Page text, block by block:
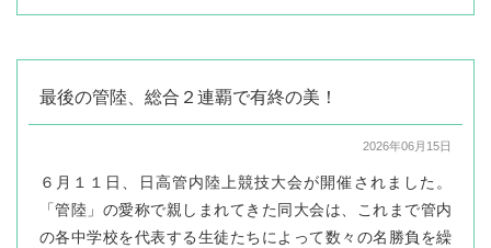
最後の管陸、総合２連覇で有終の美！
2026年06月15日
６月１１日、日高管内陸上競技大会が開催されました。
「管陸」の愛称で親しまれてきた同大会は、これまで管内
の各中学校を代表する生徒たちによって数々の名勝負を繰